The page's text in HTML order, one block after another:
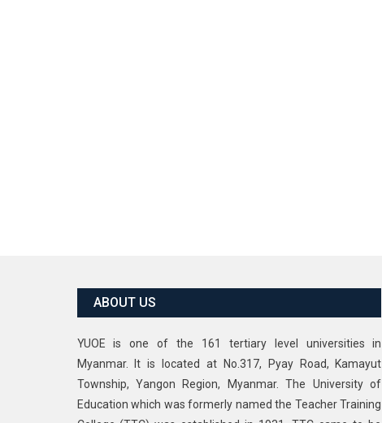
ABOUT US
YUOE is one of the 161 tertiary level universities in
Myanmar. It is located at No.317, Pyay Road, Kamayut
Township, Yangon Region, Myanmar. The University of
Education which was formerly named the Teacher Training